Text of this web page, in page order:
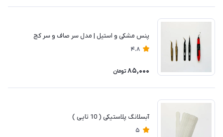
پنس مشکی و استیل | مدل سر صاف و سر کج
4.8
85,000 تومان
آبسلانگ پلاستیکی ( 10 تایی )
5